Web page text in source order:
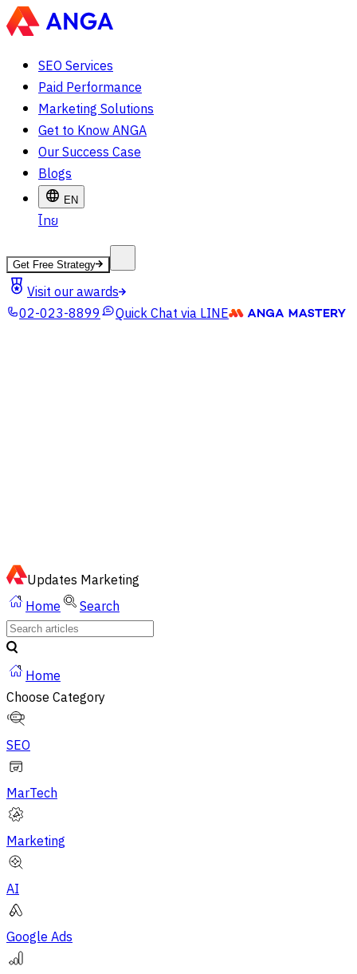
SEO Services
Paid Performance
Marketing Solutions
Get to Know ANGA
Our Success Case
Blogs
EN
ไทย
Get Free Strategy
Visit our awards
02-023-8899
Quick Chat via LINE
Updates Marketing
Home
Search
Home
Choose Category
SEO
MarTech
Marketing
AI
Google Ads